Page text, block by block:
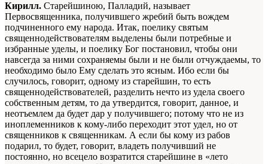
Кирилл. Старейшиною, Палладий, называет
Первосвященника, получившего жребий быть вождем
подчиненного ему народа. Итак, поелику святым
священнодействователям выделены были потребные и
избранные уделы, и поелику Бог постановил, чтобы они
навсегда за ними сохраняемы были и не были отчуждаемы, то
необходимо было Ему сделать это ясным. Ибо если бы
случилось, говорит, одному из старейшин, то есть
священнодействователей, разделить нечто из удела своего
собственным детям, то да утвердится, говорит, данное, и
неотъемлем да будет дар у получившего; потому что не из
иноплеменников к кому-либо переходит этот удел, но от
священников к священникам. А если бы кому из рабов
подарил, то будет, говорит, владеть получивший не
постоянно, но всецело возратится старейшине в «лето